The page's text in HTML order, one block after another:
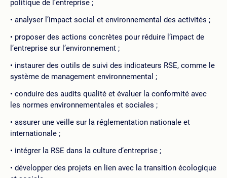
politique de l’entreprise ;
analyser l’impact social et environnemental des activités ;
proposer des actions concrètes pour réduire l’impact de
l’entreprise sur l’environnement ;
instaurer des outils de suivi des indicateurs RSE, comme le
système de management environnemental ;
conduire des audits qualité et évaluer la conformité avec
les normes environnementales et sociales ;
assurer une veille sur la réglementation nationale et
internationale ;
intégrer la RSE dans la culture d’entreprise ;
développer des projets en lien avec la transition écologique